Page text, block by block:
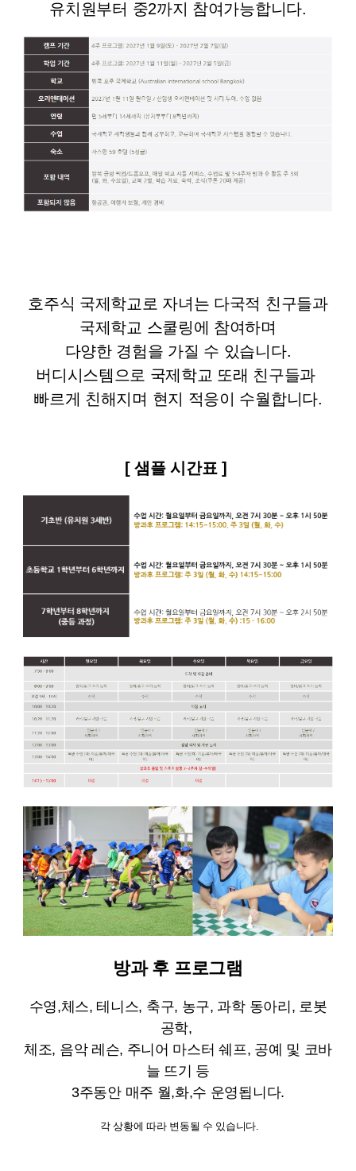
유치원부터 중2까지 참여가능합니다.
호주식 국제학교로 자녀는 다국적 친구들과
국제학교 스쿨링에 참여하며
다양한 경험을 가질 수 있습니다.
버디시스템으로 국제학교 또래 친구들과
빠르게 친해지며 현지 적응이 수월합니다.
[ 샘플 시간표 ]
방과 후 프로그램
수영,체스, 테니스, 축구, 농구, 과학 동아리, 로봇
공학,
체조, 음악 레슨, 주니어 마스터 쉐프, 공예 및 코바
늘 뜨기 등
3주동안 매주 월,화,수 운영됩니다.
각 상황에 따라 변동될 수 있습니다.